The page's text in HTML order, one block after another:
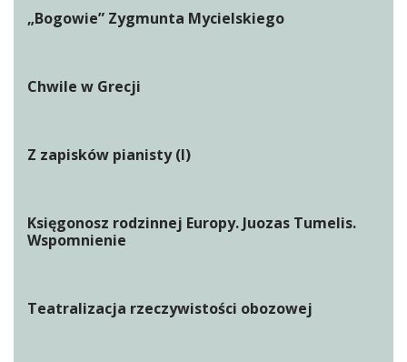
„Bogowie” Zygmunta Mycielskiego
Chwile w Grecji
Z zapisków pianisty (I)
Księgonosz rodzinnej Europy. Juozas Tumelis.
Wspomnienie
Teatralizacja rzeczywistości obozowej